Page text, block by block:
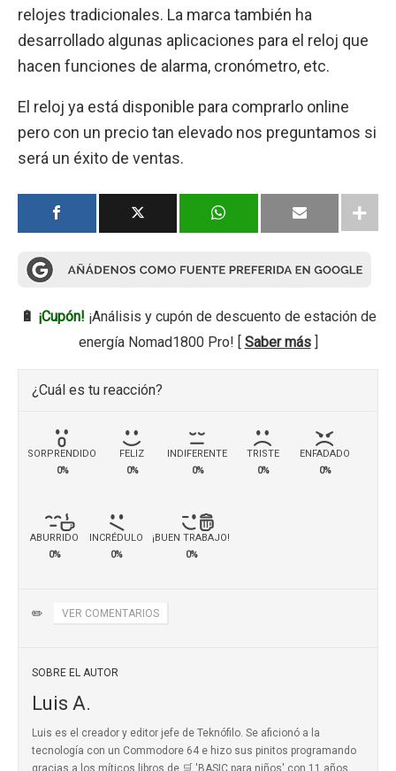
relojes tradicionales. La marca también ha
desarrollado algunas aplicaciones para el reloj que
hacen funciones de alarma, cronómetro, etc.
El reloj ya está disponible para comprarlo online
pero con un precio tan elevado nos preguntamos si
será un éxito de ventas.
🔋 ¡Cupón! ¡Análisis y cupón de descuento de estación de
energía Nomad1800 Pro! [ Saber más]
¿Cuál es tu reacción?
SORPRENDIDO
0%
FELIZ
0%
INDIFERENTE
0%
TRISTE
0%
ENFADADO
0%
ABURRIDO
0%
INCRÉDULO
0%
¡BUEN TRABAJO!
0%
✏️ VER COMENTARIOS
SOBRE EL AUTOR
Luis A.
Luis es el creador y editor jefe de Teknófilo. Se aficionó a la
tecnología con un Commodore 64 e hizo sus pinitos programando
gracias a los míticos libros de 🛒 'BASIC para niños' con 11 años.